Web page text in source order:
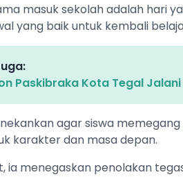
masuk sekolah adalah hari
yang baik untuk kembali
Paskibraka Kota Tegal
agar siswa
karakter dan masa depan.
ia menegaskan penolakan